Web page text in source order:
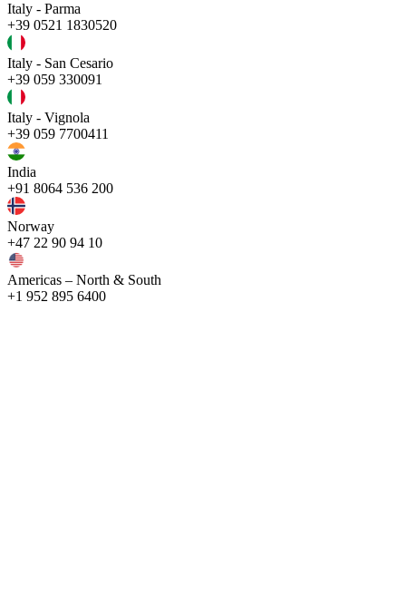
Italy - Parma
+39 0521 1830520
Italy - San Cesario
+39 059 330091
Italy - Vignola
+39 059 7700411
India
+91 8064 536 200
Norway
+47 22 90 94 10
Americas – North & South
+1 952 895 6400